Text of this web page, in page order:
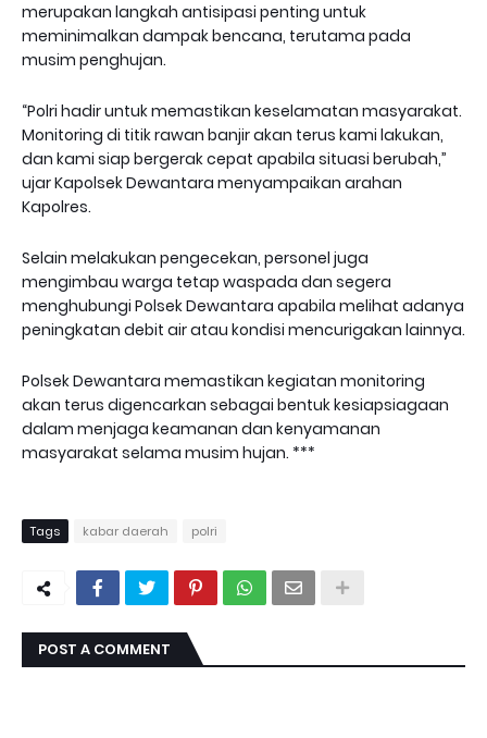
merupakan langkah antisipasi penting untuk
meminimalkan dampak bencana, terutama pada
musim penghujan.
“Polri hadir untuk memastikan keselamatan masyarakat.
Monitoring di titik rawan banjir akan terus kami lakukan,
dan kami siap bergerak cepat apabila situasi berubah,”
ujar Kapolsek Dewantara menyampaikan arahan
Kapolres.
Selain melakukan pengecekan, personel juga
mengimbau warga tetap waspada dan segera
menghubungi Polsek Dewantara apabila melihat adanya
peningkatan debit air atau kondisi mencurigakan lainnya.
Polsek Dewantara memastikan kegiatan monitoring
akan terus digencarkan sebagai bentuk kesiapsiagaan
dalam menjaga keamanan dan kenyamanan
masyarakat selama musim hujan. ***
Tags kabar daerah polri
POST A COMMENT